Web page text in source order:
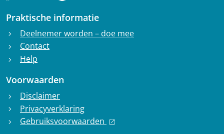
Praktische informatie
chevron_right Deelnemer worden – doe mee
chevron_right Contact
chevron_right Help
Voorwaarden
chevron_right Disclaimer
chevron_right Privacyverklaring
chevron_right Gebruiksvoorwaarden open_in_new